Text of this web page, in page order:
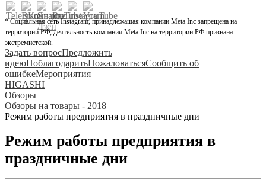
* Социальная сеть Instagram, принадлежащая компании Meta Inc запрещена на
территории РФ, деятельность компания Meta Inc на территории РФ признана
экстремистской.
Задать вопросПредложить
идеюПоблагодаритьПожаловатьсяСообщить об
ошибкеМероприятия
HIGASHI
Обзоры
Обзоры на товары - 2018
Режим работы предприятия в праздничные дни
Режим работы предприятия в
праздничные дни